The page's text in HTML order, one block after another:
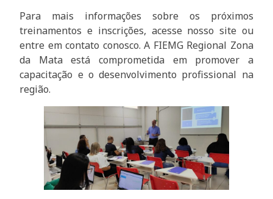
Para mais informações sobre os próximos
treinamentos e inscrições, acesse nosso site ou
entre em contato conosco. A FIEMG Regional Zona
da Mata está comprometida em promover a
capacitação e o desenvolvimento profissional na
região.